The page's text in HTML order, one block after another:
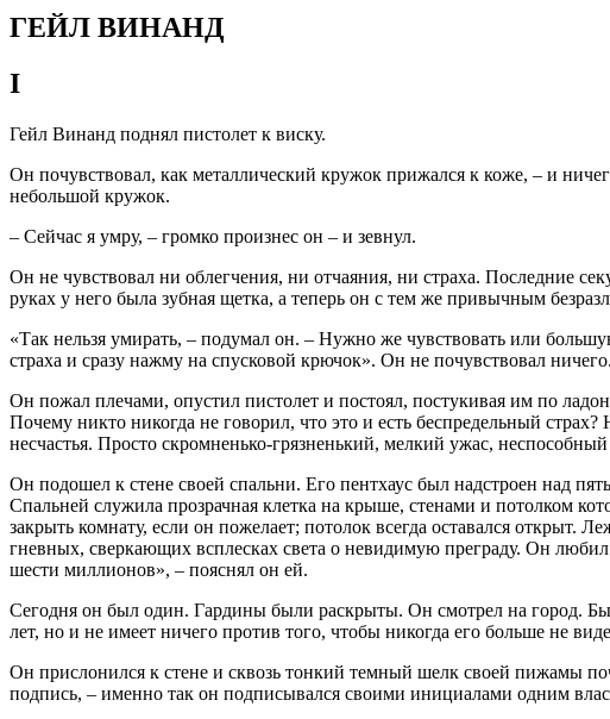
ГЕЙЛ ВИНАНД
I
Гейл Винанд поднял пистолет к виску.
Он почувствовал, как металлический кружок прижался к коже, – и
небольшой кружок.
– Сейчас я умру, – громко произнес он – и зевнул.
Он не чувствовал ни облегчения, ни отчаяния, ни страха. Последние
руках у него была зубная щетка, а теперь он с тем же привычным
«Так нельзя умирать, – подумал он. – Нужно же чувствовать или
страха и сразу нажму на спусковой крючок». Он не почувствовал ничего.
Он пожал плечами, опустил пистолет и постоял, постукивая им по
Почему никто никогда не говорил, что это и есть беспредельный
несчастья. Просто скромненько-грязненький, мелкий ужас,
Он подошел к стене своей спальни. Его пентхаус был надстроен над
Спальней служила прозрачная клетка на крыше, стенами и потолком
закрыть комнату, если он пожелает; потолок всегда оставался открыт.
гневных, сверкающих всплесках света о невидимую преграду. Он
шести миллионов», – пояснял он ей.
Сегодня он был один. Гардины были раскрыты. Он смотрел на город.
лет, но и не имеет ничего против того, чтобы никогда его больше не
Он прислонился к стене и сквозь тонкий темный шелк своей пижамы
подпись, – именно так он подписывался своими инициалами одним